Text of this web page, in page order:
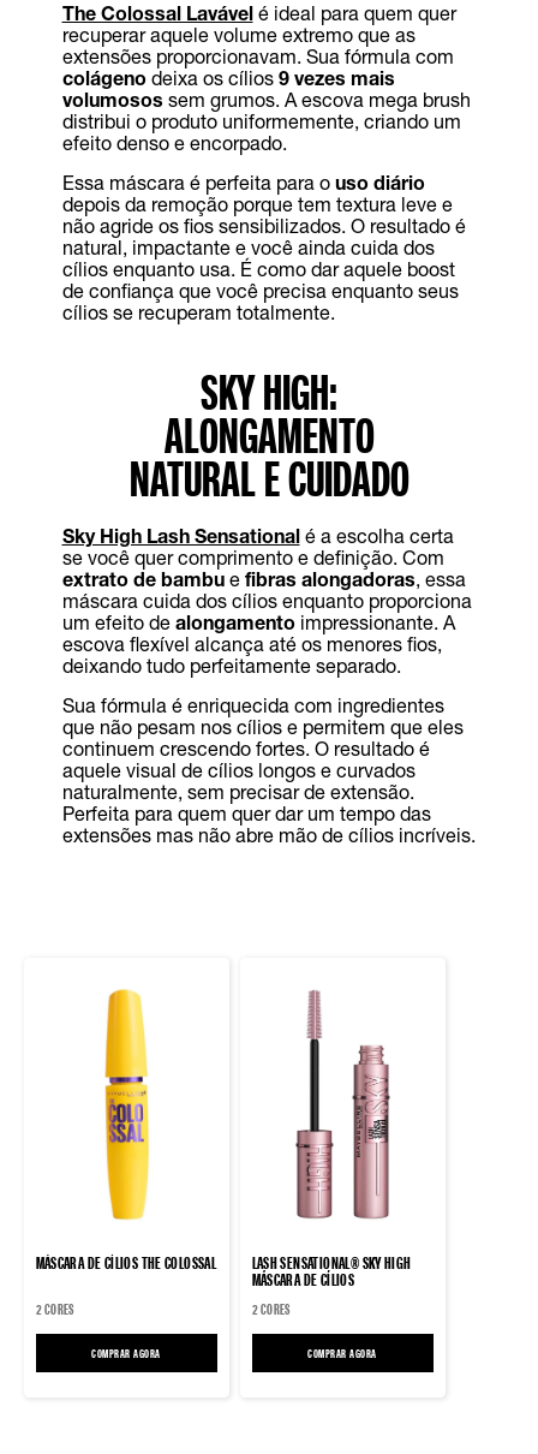
The Colossal Lavávelé ideal para quem quer
recuperar aquele volume extremo que as
extensões proporcionavam. Sua fórmula com
colágeno deixa os cílios9 vezes mais
volumosos sem grumos. A escova mega brush
distribui o produto uniformemente, criando um
efeito denso e encorpado.
Essa máscara é perfeita para o uso diário
depois da remoção porque tem textura leve e
não agride os fios sensibilizados. O resultado é
natural, impactante e você ainda cuida dos
cílios enquanto usa. É como dar aquele boost
de confiança que você precisa enquanto seus
cílios se recuperam totalmente.
SKY HIGH:
ALONGAMENTO
NATURAL E CUIDADO
Sky High Lash Sensationalé a escolha certa
se você quer comprimento e definição. Com
extrato de bambue fibras alongadoras, essa
máscara cuida dos cílios enquanto proporciona
um efeito de alongamento impressionante. A
escova flexível alcança até os menores fios,
deixando tudo perfeitamente separado.
Sua fórmula é enriquecida com ingredientes
que não pesam nos cílios e permitem que eles
continuem crescendo fortes. O resultado é
aquele visual de cílios longos e curvados
naturalmente, sem precisar de extensão.
Perfeita para quem quer dar um tempo das
extensões mas não abre mão de cílios incríveis.
MÁSCARA DE CÍLIOS THE COLOSSAL
2 CORES
COMPRAR AGORA
LASH SENSATIONAL® SKY HIGH
MÁSCARA DE CÍLIOS
2 CORES
COMPRAR AGORA